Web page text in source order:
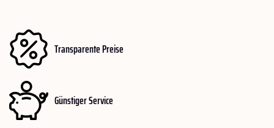
Transparente Preise
Günstiger Service